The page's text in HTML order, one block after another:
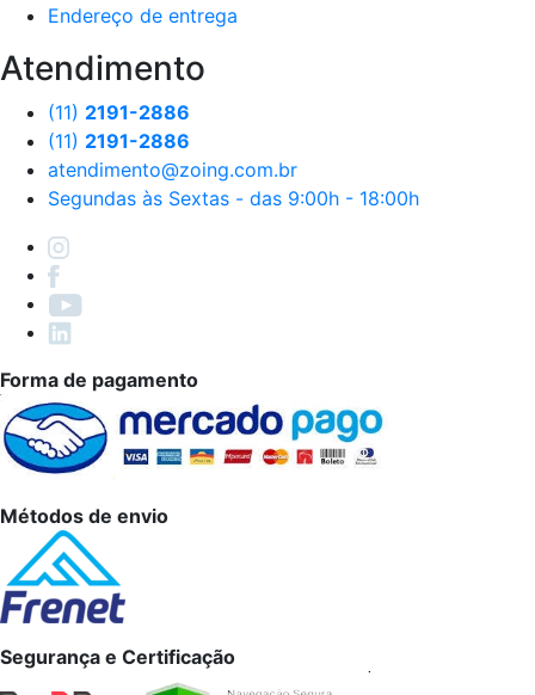
Endereço de entrega
Atendimento
(11) 2191-2886
(11) 2191-2886
atendimento@zoing.com.br
Segundas às Sextas - das 9:00h - 18:00h
Forma de pagamento
Métodos de envio
Segurança e Certificação